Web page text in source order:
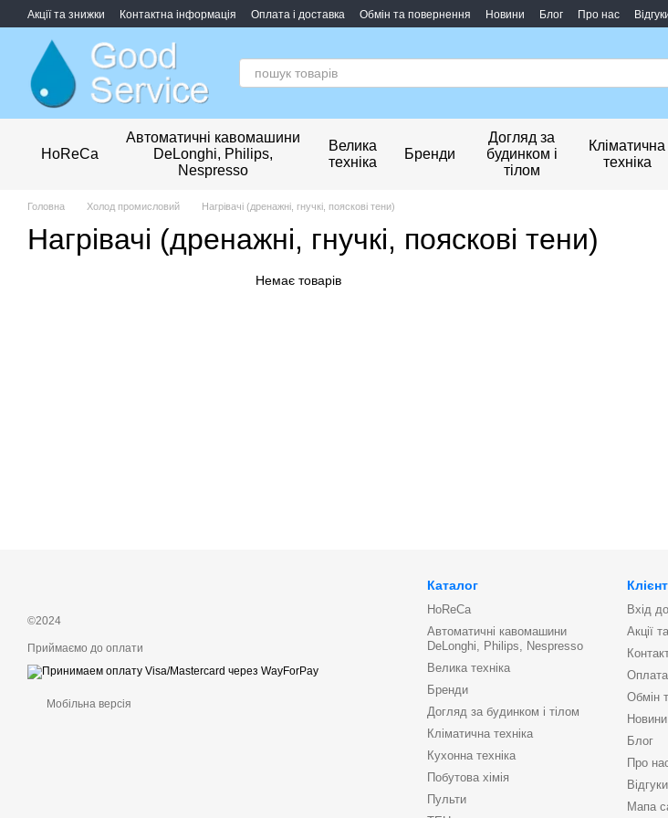
Перейти до основного контенту
Акції та знижки Контактна інформація Оплата і доставка Обмін та повернення Новини Блог Про нас
HoReCa
Автоматичні кавомашини
DeLonghi, Philips,
Nespresso
Велика
техніка
Бренди
Догляд за
будинком і
тілом
Кліматична
техніка
Головна Холод промисловий Нагрівачі (дренажні, гнучкі, пояскові тени)
Нагрівачі (дренажні, гнучкі, пояскові тени)
Немає товарів
©2024
Приймаємо до оплати
Мобільна версія
Каталог
HoReCa
Автоматичні кавомашини
DeLonghi, Philips, Nespresso
Велика техніка
Бренди
Догляд за будинком і тілом
Кліматична техніка
Кухонна техніка
Побутова хімія
Пульти
Вхід
Акції
Оплата
Обмін
Новини
Блог
Про
Відгуки
Мапа